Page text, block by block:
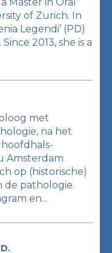
of Zurich. In
Legendi’ (PD)
2013, she is a
met
na het
Amsterdam
op (historische)
de pathologie.
en...